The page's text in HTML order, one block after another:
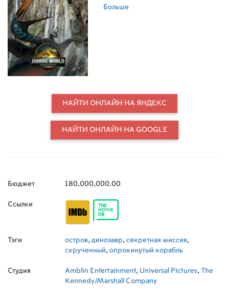
Больше
НАЙТИ ОНЛАЙН НА ЯНДЕКС
НАЙТИ ОНЛАЙН НА GOOGLE
Бюджет 180,000,000.00
Ссылки
Тэги остров, динозавр, секретная миссия,
скрученный, опрокинутый корабль
Студия Amblin Entertainment, Universal Pictures, The
Kennedy/Marshall Company